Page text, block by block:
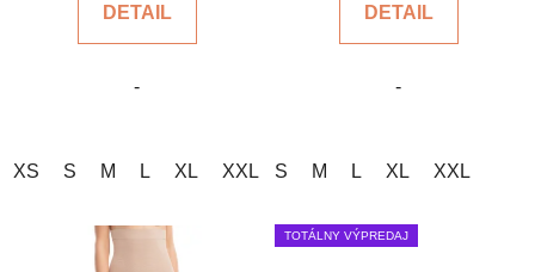
z
hviezdičiek.
DETAIL
-
XS S M L XL XXL
z
hviezdičiek.
DETAIL
-
S M L XL XXL
TOTÁLNY VÝPREDAJ